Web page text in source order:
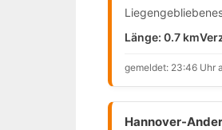
Länge: 0.7 km
gemeldet: 23:46 Uhr
Hannover-